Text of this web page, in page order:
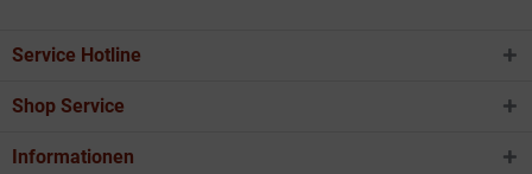
Service Hotline
Shop Service
Informationen